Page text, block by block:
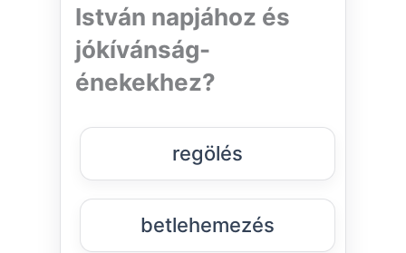
István napjához és
jókívánság-
énekekhez?
regölés
betlehemezés